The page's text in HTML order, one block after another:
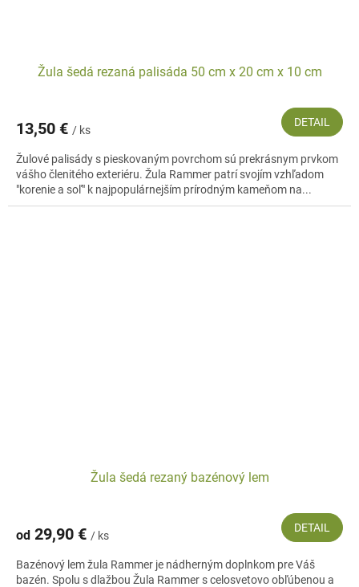
Žula šedá rezaná palisáda 50 cm x 20 cm x 10 cm
13,50 € / ks
DETAIL
Žulové palisády s pieskovaným povrchom sú prekrásnym prvkom
vášho členitého exteriéru. Žula Rammer patrí svojím vzhľadom
"korenie a soľ" k najpopulárnejším prírodným kameňom na...
Žula šedá rezaný bazénový lem
od 29,90 € / ks
DETAIL
Bazénový lem žula Rammer je nádherným doplnkom pre Váš
bazén. Spolu s dlažbou Žula Rammer s celosvetovo obľúbenou a